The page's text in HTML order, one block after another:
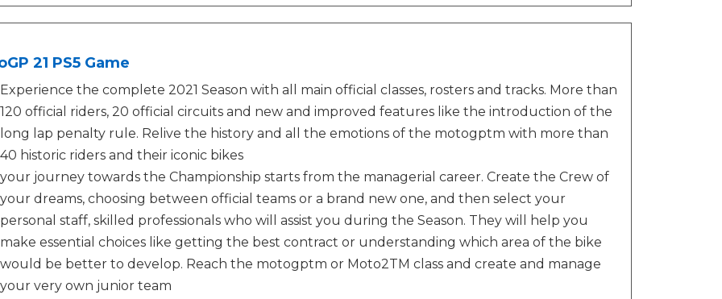
21 PS5 Game
Experience the complete 2021 Season with all main official classes, rosters and tracks. More than
120 official riders, 20 official circuits and new and improved features like the introduction of the
long lap penalty rule. Relive the history and all the emotions of the motogptm with more than
40 historic riders and their iconic bikes
your journey towards the Championship starts from the managerial career. Create the Crew of
your dreams, choosing between official teams or a brand new one, and then select your
personal staff, skilled professionals who will assist you during the Season. They will help you
make essential choices like getting the best contract or understanding which area of the bike
would be better to develop. Reach the motogptm or Moto2TM class and create and manage
your very own junior team